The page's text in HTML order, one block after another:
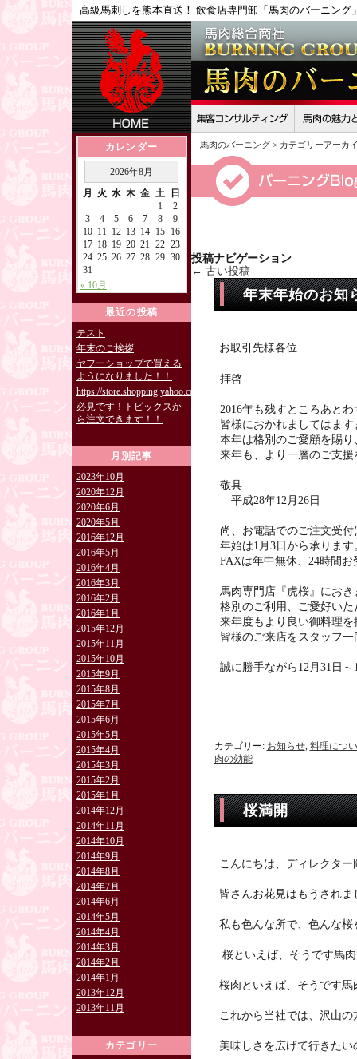
高級馬刺しを熊本直送！ 飲食店専門卸「馬肉のバーニング
カレンダー
2026年8月
月
火 水 木 金 土 日
« 10月
1
2
3
4 5 6 7 8
9
10 11 12 13 14 15
16
17 18 19 20 21 22 23
24 25 26 27 28 29 30
31
最近の投稿
テスト
年末のご挨拶
ヤフーショップで買える
ようになりました！！
https://store.shopping.yahoo.co.jp/burning829/
必見です！トピックスか
ら注文できます！！
月別記事
2023年10月
2020年12月
2020年6月
2020年5月
2016年12月
2016年5月
2016年4月
2016年3月
2016年2月
2016年1月
2015年12月
2015年11月
2015年10月
2015年9月
2015年8月
2015年7月
2015年6月
2015年5月
2015年4月
2015年3月
2015年2月
2015年1月
2014年12月
2014年11月
2014年10月
2014年9月
2014年8月
2014年7月
2014年6月
2014年5月
2014年4月
2014年3月
2014年2月
2014年1月
2013年12月
2013年11月
カテゴリー
馬肉のバーニング> カテゴリーアーカ
投稿ナビゲーション
← 古い投稿
年末年始のお知
お取引先様各位
拝啓
2016年も残すところあと
皆様におかれましてはま
本年は格別のご愛顧を賜
来年も、より一層のご支
敬具
平成28年12月26日
尚、お電話でのご注文受付
年始は1月3日から承ります
FAXは年中無休、24時間
馬肉専門店『虎桜』にお
格別のご利用、ご愛好い
来年度もより良い御料理
皆様のご来店をスタッフ
誠に勝手ながら12月31日
カテゴリー: お知らせ, 料理につ
肉の効能
桜満開
こんにちは、ディレクター
皆さんお花見はもうされま
私も色んな所で、色んな
桜といえば、そうです馬
桜肉といえば、そうです馬
これから当社では、沢山
美味しさを広げて行きた